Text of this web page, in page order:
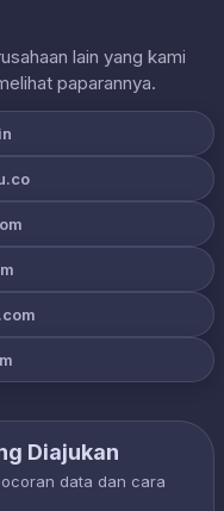
lain yang kami
paparannya.
Diajukan
data dan cara